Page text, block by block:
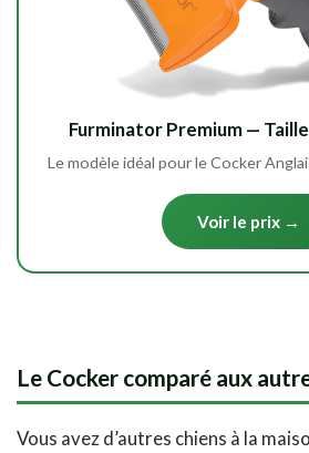
Furminator Premium —
Le modèle idéal pour le Cocker
Voir le prix →
Le Cocker comparé aux
Vous avez d’autres chiens à la